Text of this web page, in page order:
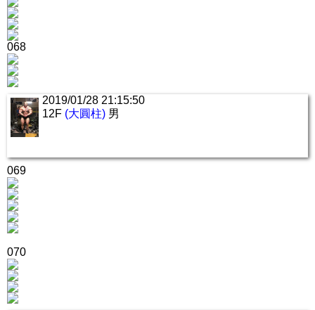
068
2019/01/28 21:15:50
12F (大圓柱) 男
069
070